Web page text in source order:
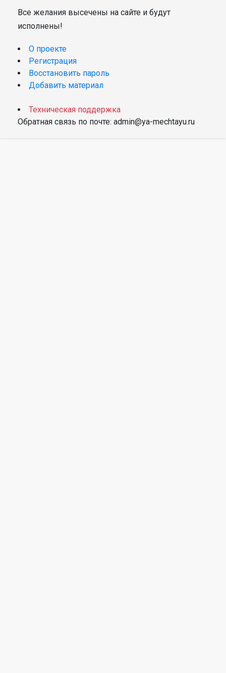
Все желания высечены на сайте и будут
исполнены!
О проекте
Регистрация
Восстановить пароль
Добавить материал
Техническая поддержка
Обратная связь по почте: admin@ya-mechtayu.ru